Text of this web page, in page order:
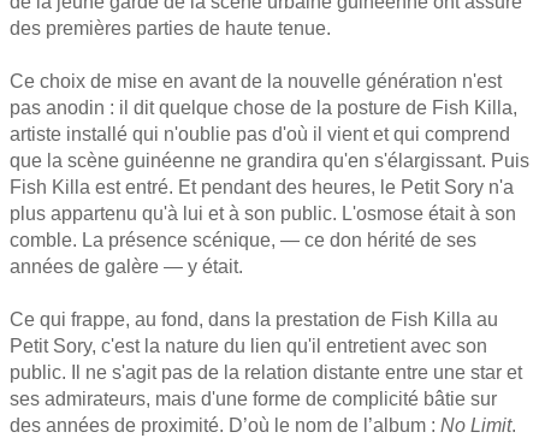
des premières parties de haute tenue.
Ce choix de mise en avant de la nouvelle génération n'est
pas anodin : il dit quelque chose de la posture de Fish Killa,
artiste installé qui n'oublie pas d'où il vient et qui comprend
que la scène guinéenne ne grandira qu'en s'élargissant. Puis
Fish Killa est entré. Et pendant des heures, le Petit Sory n'a
plus appartenu qu'à lui et à son public. L'osmose était à son
comble. La présence scénique, — ce don hérité de ses
années de galère — y était.
Ce qui frappe, au fond, dans la prestation de Fish Killa au
Petit Sory, c'est la nature du lien qu'il entretient avec son
public. Il ne s'agit pas de la relation distante entre une star et
ses admirateurs, mais d'une forme de complicité bâtie sur
des années de proximité. D’où le nom de l’album : No Limit.